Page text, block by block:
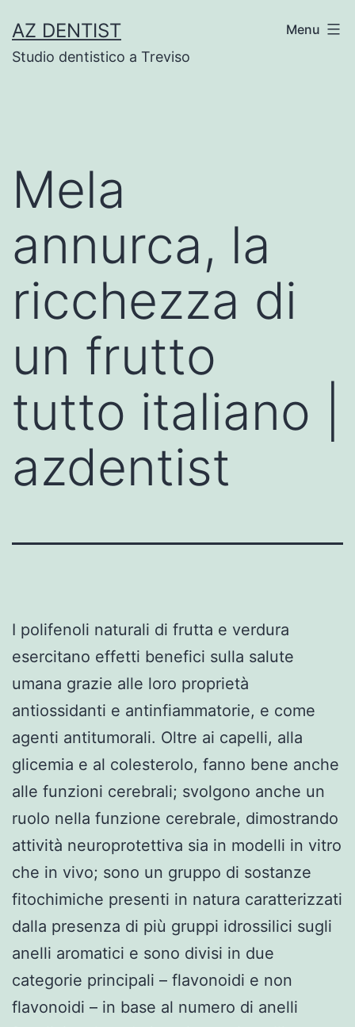
to
content
AZ DENTIST
Studio dentistico a Treviso
Menu
Mela
annurca, la
ricchezza di
un frutto
tutto italiano |
azdentist
I polifenoli naturali di frutta e verdura
esercitano effetti benefici sulla salute
umana grazie alle loro proprietà
antiossidanti e antinfiammatorie, e come
agenti antitumorali. Oltre ai capelli, alla
glicemia e al colesterolo, fanno bene anche
alle funzioni cerebrali; svolgono anche un
ruolo nella funzione cerebrale, dimostrando
attività neuroprotettiva sia in modelli in vitro
che in vivo; sono un gruppo di sostanze
fitochimiche presenti in natura caratterizzati
dalla presenza di più gruppi idrossilici sugli
anelli aromatici e sono divisi in due
categorie principali – flavonoidi e non
flavonoidi – in base al numero di anelli